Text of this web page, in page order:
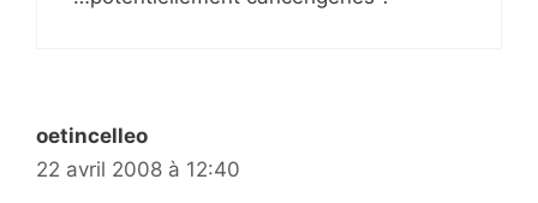
oetincelleo
22 avril 2008 à 12:40